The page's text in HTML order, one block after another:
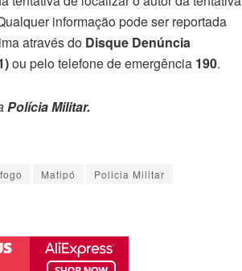
informação pode ser reportada
através do Disque Denúncia
ou pelo telefone de emergência 190.
Polícia Militar.
Matipó
Policia Militar